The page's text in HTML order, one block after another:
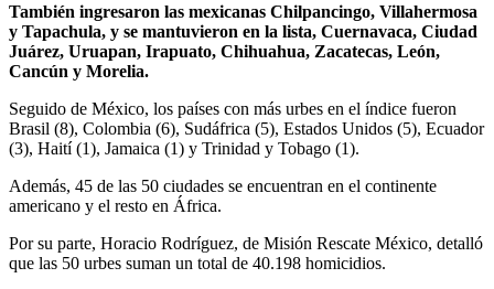
También ingresaron las mexicanas Chilpancingo, Villahermosa
y Tapachula, y se mantuvieron en la lista, Cuernavaca, Ciudad
Juárez, Uruapan, Irapuato, Chihuahua, Zacatecas, León,
Cancún y Morelia.
Seguido de México, los países con más urbes en el índice fueron
Brasil (8), Colombia (6), Sudáfrica (5), Estados Unidos (5), Ecuador
(3), Haití (1), Jamaica (1) y Trinidad y Tobago (1).
Además, 45 de las 50 ciudades se encuentran en el continente
americano y el resto en África.
Por su parte, Horacio Rodríguez, de Misión Rescate México, detalló
que las 50 urbes suman un total de 40.198 homicidios.